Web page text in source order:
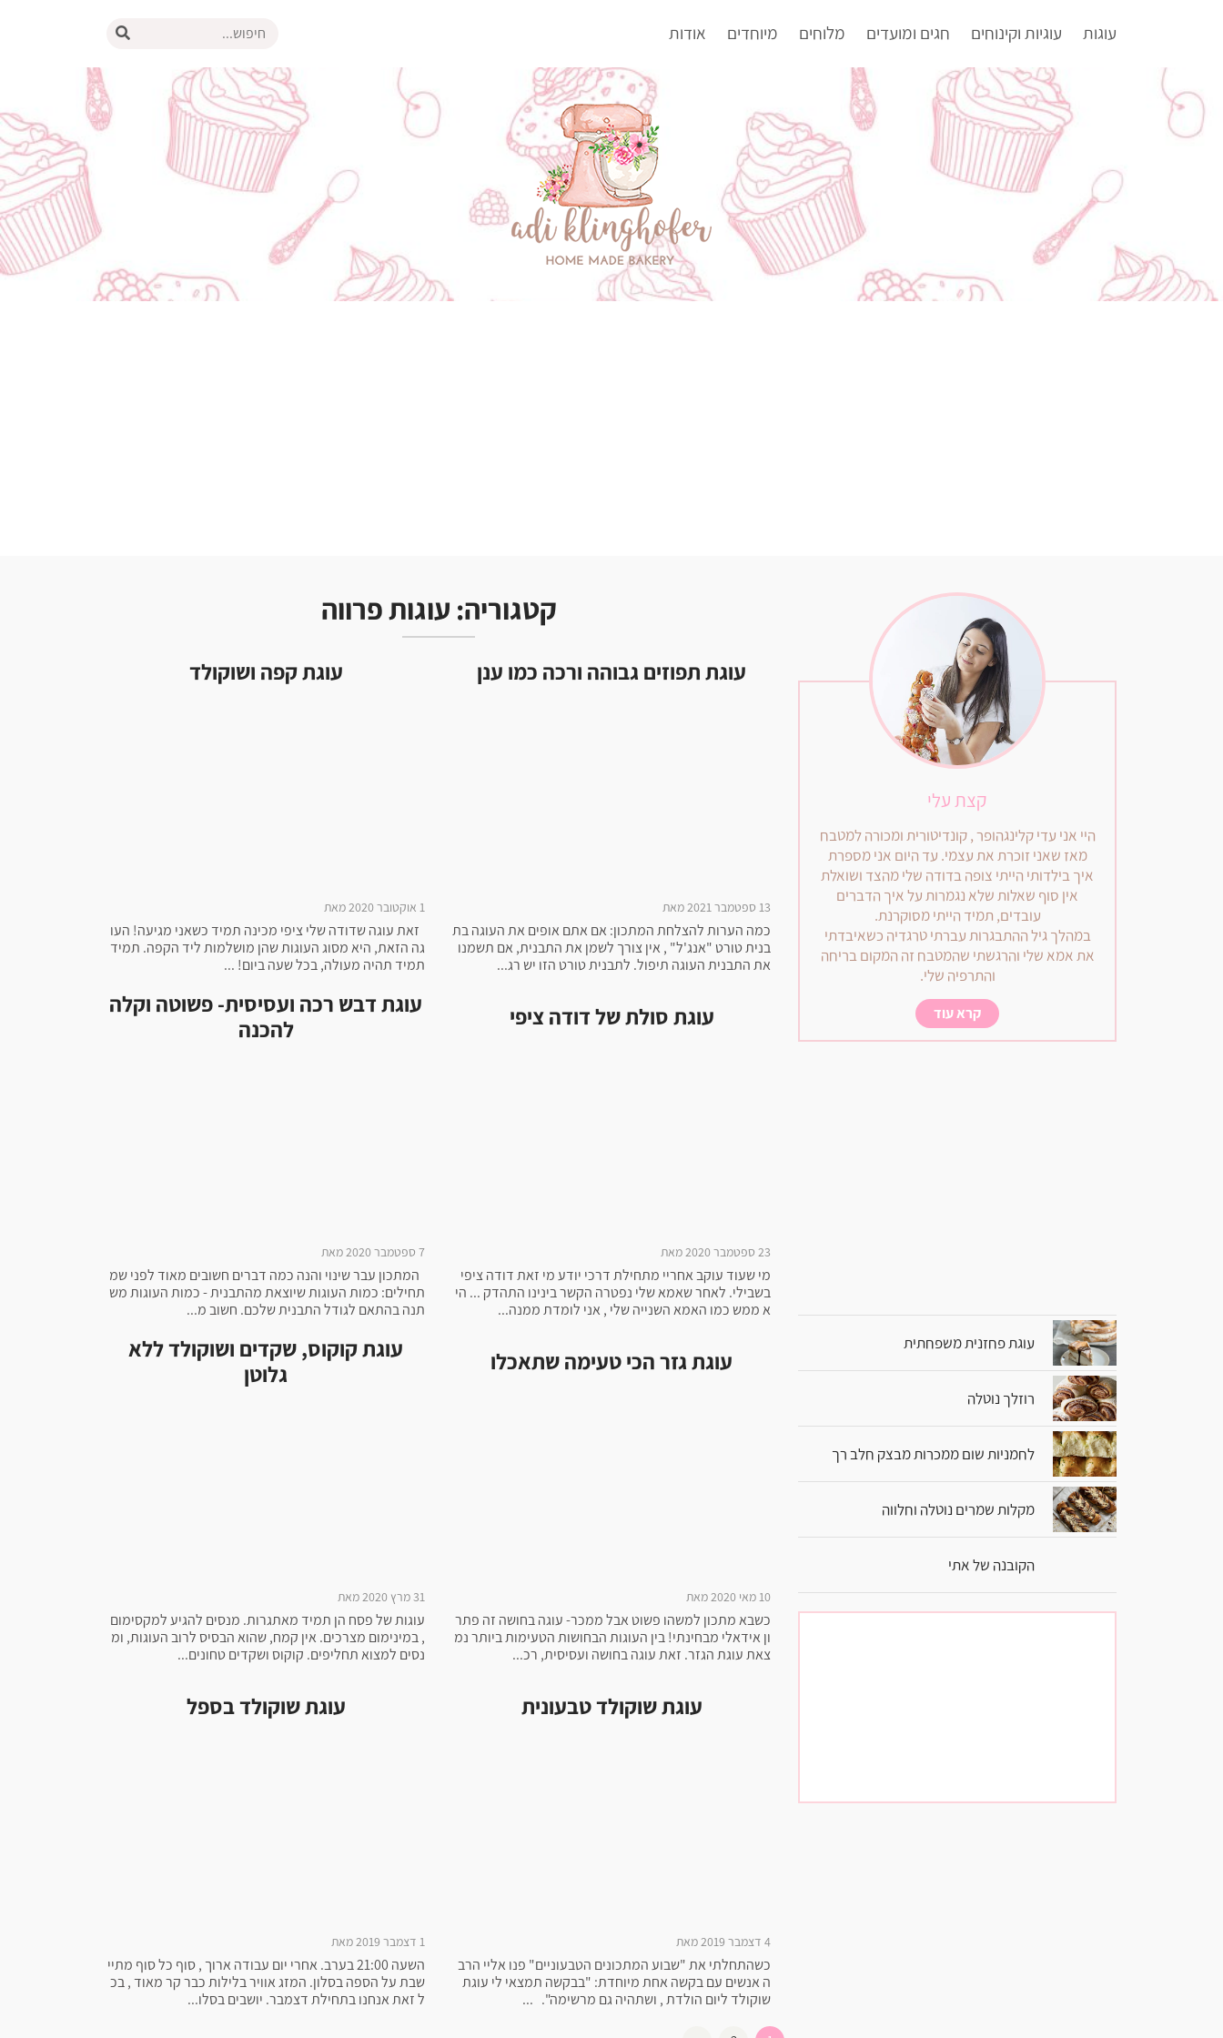
עוגות עוגיות וקינוחים חגים ומועדים מלוחים מיוחדים אודות
קצת עלי
היי אני עדי קלינגהופר , קונדיטורית ומכורה למטבח
מאז שאני זוכרת את עצמי. עד היום אני מספרת
איך בילדותי הייתי צופה בדודה שלי מהצד ושואלת
אין סוף שאלות שלא נגמרות על איך הדברים
עובדים, תמיד הייתי מסוקרנת.
במהלך גיל ההתבגרות עברתי טרגדיה כשאיבדתי
את אמא שלי והרגשתי שהמטבח זה המקום בריחה
והתרפיה שלי.
קרא עוד
עוגת פחזנית משפחתית
רוזלך נוטלה
לחמניות שום ממכרות מבצק חלב רך
מקלות שמרים נוטלה וחלווה
הקובנה של אתי
קטגוריה: עוגות פרווה
עוגת תפוזים גבוהה ורכה כמו ענן
13 ספטמבר 2021 מאת
כמה הערות להצלחת המתכון: אם אתם אופים את העוגה בת
בנית טורט "אנג'ל" , אין צורך לשמן את התבנית, אם תשמנו
את התבנית העוגה תיפול. לתבנית טורט הזו יש רג...
עוגת קפה ושוקולד
1 אוקטובר 2020 מאת
זאת עוגה שדודה שלי ציפי מכינה תמיד כשאני מגיעה! העו
גה הזאת, היא מסוג העוגות שהן מושלמות ליד הקפה. תמיד
תמיד תהיה מעולה, בכל שעה ביום! ...
עוגת סולת של דודה ציפי
23 ספטמבר 2020 מאת
מי שעוד עוקב אחריי מתחילת דרכי יודע מי זאת דודה ציפי
בשבילי. לאחר שאמא שלי נפטרה הקשר בינינו התהדק ... הי
א ממש כמו האמא השנייה שלי , אני לומדת ממנה...
עוגת דבש רכה ועסיסית- פשוטה וקלה
להכנה
7 ספטמבר 2020 מאת
המתכון עבר שינוי והנה כמה דברים חשובים מאוד לפני שמ
תחילים: כמות העוגות שיוצאת מהתבנית - כמות העוגות מש
תנה בהתאם לגודל התבנית שלכם. חשוב מ...
עוגת גזר הכי טעימה שתאכלו
10 מאי 2020 מאת
כשבא מתכון למשהו פשוט אבל ממכר- עוגה בחושה זה פתר
ון אידאלי מבחינתי! בין העוגות הבחושות הטעימות ביותר נמ
צאת עוגת הגזר. זאת עוגה בחושה ועסיסית, רכ...
עוגת קוקוס, שקדים ושוקולד ללא
גלוטן
31 מרץ 2020 מאת
עוגות של פסח הן תמיד מאתגרות. מנסים להגיע למקסימום
, במינימום מצרכים. אין קמח, שהוא הבסיס לרוב העוגות, ומ
נסים למצוא תחליפים. קוקוס ושקדים טחונים...
עוגת שוקולד טבעונית
4 דצמבר 2019 מאת
כשהתחלתי את "שבוע המתכונים הטבעוניים" פנו אליי הרב
ה אנשים עם בקשה אחת מיוחדת: "בבקשה תמצאי לי עוגת
שוקולד ליום הולדת , ושתהיה גם מרשימה". ...
עוגת שוקולד בספל
1 דצמבר 2019 מאת
השעה 21:00 בערב. אחרי יום עבודה ארוך , סוף כל סוף מתיי
שבת על הספה בסלון. המזג אוויר בלילות כבר קר מאוד , בכ
ל זאת אנחנו בתחילת דצמבר. יושבים בסלו...